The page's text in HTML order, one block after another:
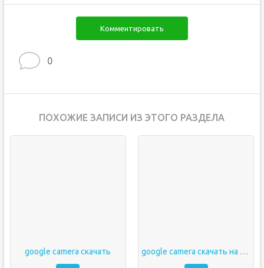
Комментировать
0
ПОХОЖИЕ ЗАПИСИ ИЗ ЭТОГО РАЗДЕЛА
google camera скачать google camera скачать на андроид